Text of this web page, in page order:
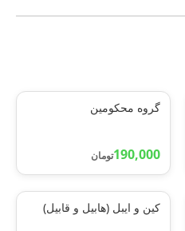
گروه محکومین
190,000تومان
کین و ایبل (هابیل و قابیل)